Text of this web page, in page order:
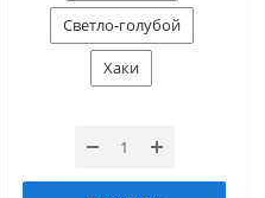
Светло-голубой
Хаки